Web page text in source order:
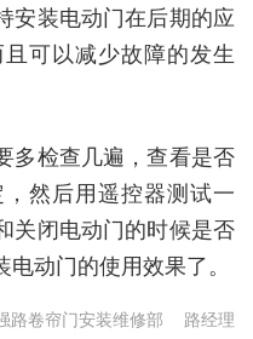
安装电动门在后期的应
可以减少故障的发生
多检查几遍，查看是否
然后用遥控器测试一
关闭电动门的时候是否
动门的使用效果了。
路卷帘门安装维修部 路经理